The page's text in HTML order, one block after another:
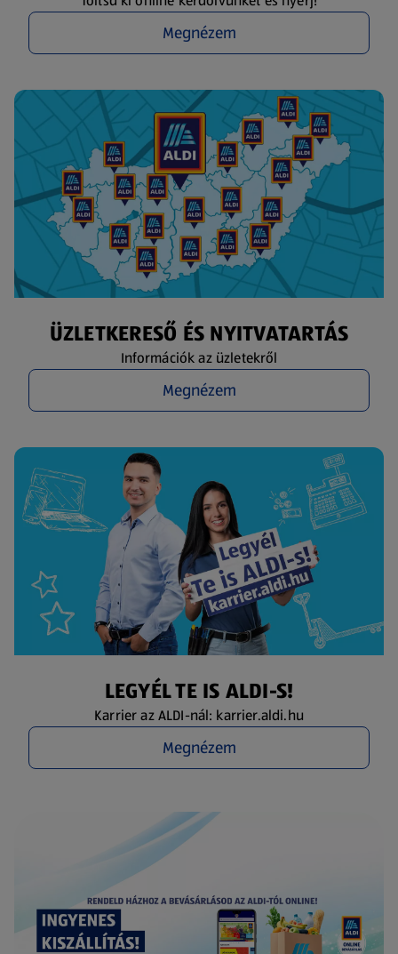
Megnézem
ÜZLETKERESŐ ÉS NYITVATARTÁS
Információk az üzletekről
Megnézem
LEGYÉL TE IS ALDI-S!
Karrier az ALDI-nál: karrier.aldi.hu
Megnézem